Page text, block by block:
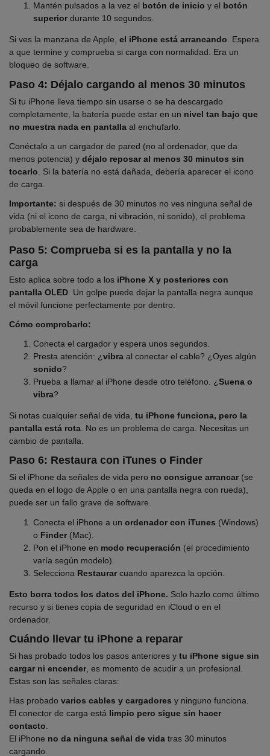
Mantén pulsados a la vez el botón de inicio y el botón
superiordurante 10 segundos.
Si ves la manzana de Apple, el iPhone está arrancando. Espera
a que termine y comprueba si carga con normalidad. Era un
bloqueo de software.
Paso 4: Déjalo cargando al menos 30 minutos
Si tu iPhone lleva tiempo sin usarse o se ha descargado
completamente, la batería puede estar en un nivel tan bajo que
no muestra nada en pantalla al enchufarlo.
Conéctalo a un cargador de pared (no al ordenador, que da
menos potencia) y déjalo reposar al menos 30 minutos sin
tocarlo . Si la batería no está dañada, debería aparecer el icono
de carga.
Importante: si después de 30 minutos no ves ninguna señal de
vida (ni el icono de carga, ni vibración, ni sonido), el problema
probablemente sea de hardware.
Paso 5: Comprueba si es la pantalla y no la
carga
Esto aplica sobre todo a los iPhone X y posteriores con
pantalla OLED . Un golpe puede dejar la pantalla negra aunque
el móvil funcione perfectamente por dentro.
Cómo comprobarlo:
Conecta el cargador y espera unos segundos.
Presta atención: ¿vibra al conectar el cable? ¿Oyes algún
sonido?
Prueba a llamar al iPhone desde otro teléfono. ¿Suena o
vibra?
Si notas cualquier señal de vida, tu iPhone funciona, pero la
pantalla está rota. No es un problema de carga. Necesitas un
cambio de pantalla.
Paso 6: Restaura con iTunes o Finder
Si el iPhone da señales de vida pero no consigue arrancar(se
queda en el logo de Apple o en una pantalla negra con rueda),
puede ser un fallo grave de software.
Conecta el iPhone a un ordenador con iTunes (Windows)
o Finder(Mac).
Pon el iPhone en modo recuperación (el procedimiento
varía según modelo).
Selecciona Restaurarcuando aparezca la opción.
Esto borra todos los datos del iPhone. Solo hazlo como último
recurso y si tienes copia de seguridad en iCloud o en el
ordenador.
Cuándo llevar tu iPhone a reparar
Si has probado todos los pasos anteriores y tu iPhone sigue sin
cargar ni encender, es momento de acudir a un profesional.
Estas son las señales claras:
Has probado varios cables y cargadores y ninguno funciona.
El conector de carga está limpio pero sigue sin hacer
contacto
El iPhone no da ninguna señal de vida tras 30 minutos
cargando.